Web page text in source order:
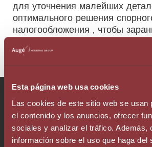
Esta página web usa cookies
Las cookies de este sitio web se usan
el contenido y los anuncios, ofrecer
sociales y analizar el tráfico. Además,
información sobre el uso que haga del
для уточнения малейших
оптимального решения
налогообложения , чтобы
опрометчивых действий.